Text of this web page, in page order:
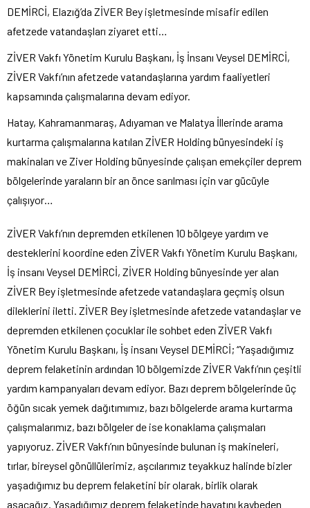
DEMİRCİ, Elazığ’da ZİVER Bey işletmesinde misafir edilen
afetzede vatandaşları ziyaret etti…
ZİVER Vakfı Yönetim Kurulu Başkanı, İş İnsanı Veysel DEMİRCİ,
ZİVER Vakfı’nın afetzede vatandaşlarına yardım faaliyetleri
kapsamında çalışmalarına devam ediyor.
Hatay, Kahramanmaraş, Adıyaman ve Malatya İllerinde arama
kurtarma çalışmalarına katılan ZİVER Holding bünyesindeki iş
makinaları ve Ziver Holding bünyesinde çalışan emekçiler deprem
bölgelerinde yaraların bir an önce sarılması için var gücüyle
çalışıyor…
ZİVER Vakfı’nın depremden etkilenen 10 bölgeye yardım ve
desteklerini koordine eden ZİVER Vakfı Yönetim Kurulu Başkanı,
İş insanı Veysel DEMİRCİ, ZİVER Holding bünyesinde yer alan
ZİVER Bey işletmesinde afetzede vatandaşlara geçmiş olsun
dileklerini iletti. ZİVER Bey işletmesinde afetzede vatandaşlar ve
depremden etkilenen çocuklar ile sohbet eden ZİVER Vakfı
Yönetim Kurulu Başkanı, İş insanı Veysel DEMİRCİ; “Yaşadığımız
deprem felaketinin ardından 10 bölgemizde ZİVER Vakfı’nın çeşitli
yardım kampanyaları devam ediyor. Bazı deprem bölgelerinde üç
öğün sıcak yemek dağıtımımız, bazı bölgelerde arama kurtarma
çalışmalarımız, bazı bölgeler de ise konaklama çalışmaları
yapıyoruz. ZİVER Vakfı’nın bünyesinde bulunan iş makineleri,
tırlar, bireysel gönüllülerimiz, aşcılarımız teyakkuz halinde bizler
yaşadığımız bu deprem felaketini bir olarak, birlik olarak
aşacağız. Yaşadığımız deprem felaketinde hayatını kaybeden